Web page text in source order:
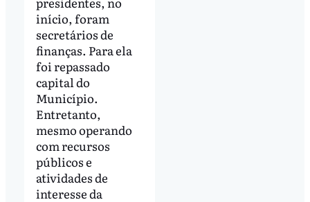
início, foram
secretários de
finanças. Para ela
foi repassado
capital do
Município.
Entretanto,
mesmo operando
com recursos
públicos e
atividades de
interesse da